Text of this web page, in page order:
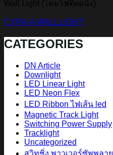
Wall Light (โคมไฟติดผนัง)
CYRA-A WALL LIGHT
CATEGORIES
DN Article
Downlight
LED Linear Light
LED Neon Flex
LED Ribbon ไฟเส้น led
Magnetic Track Light
Switching Power Supply
Tracklight
Uncategorized
สวิทชิ่ง พาวเวอร์ซัพพลาย